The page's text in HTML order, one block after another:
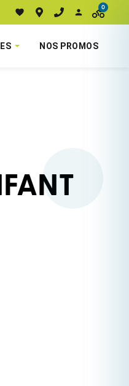
0
NOS PROMOS